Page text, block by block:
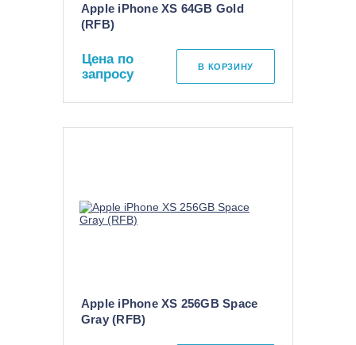
Apple iPhone XS 64GB Gold
(RFB)
Цена по
запросу
В КОРЗИНУ
Apple iPhone XS 256GB Space
Gray (RFB)